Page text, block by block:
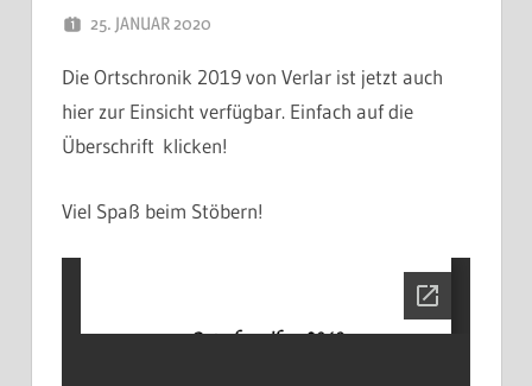
25. JANUAR 2020
Die Ortschronik 2019 von Verlar ist jetzt auch
hier zur Einsicht verfügbar. Einfach auf die
Überschrift klicken!
Viel Spaß beim Stöbern!